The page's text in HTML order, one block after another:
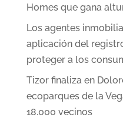
Homes que gana
Los agentes
aplicación del
proteger a los
Tizor finaliza en
ecoparques de la
18.000 vecinos